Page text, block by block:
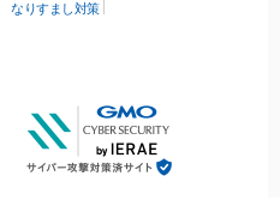
なりすまし対策